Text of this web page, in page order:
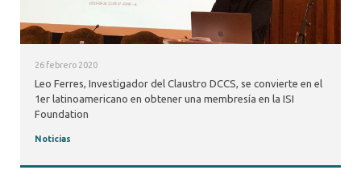
26 febrero 2020
Leo Ferres, Investigador del Claustro DCCS, se convierte en el
1er latinoamericano en obtener una membresía en la ISI
Foundation
Noticias